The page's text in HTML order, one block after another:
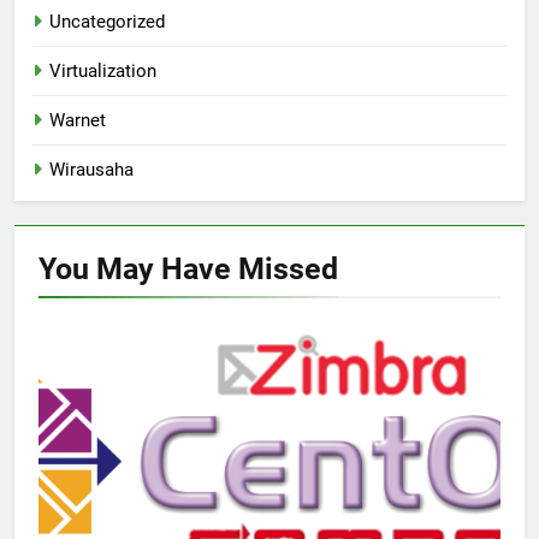
Uncategorized
Virtualization
Warnet
Wirausaha
You May Have Missed